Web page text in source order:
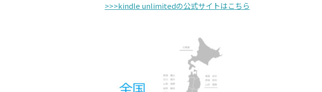
>>>kindle unlimitedの公式サイトはこちら